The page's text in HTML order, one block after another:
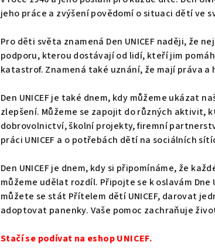
jeho práce a zvýšení povědomí o situaci dětí ve
Pro děti světa znamená Den UNICEF naději, že
podporu, kterou dostávají od lidí, kteří jim
katastrof. Znamená také uznání, že mají práva a
Den UNICEF je také dnem, kdy můžeme ukázat
zlepšení. Můžeme se zapojit do různých aktivit,
dobrovolnictví, školní projekty, firemní
práci UNICEF a o potřebách dětí na sociálních
Den UNICEF je dnem, kdy si připomínáme, že
můžeme udělat rozdíl. Připojte se k oslavám Dne
můžete se stát Přítelem dětí UNICEF, darovat
adoptovat panenky. Vaše pomoc zachraňuje
Stačí se podívat na eshop UNICEF.